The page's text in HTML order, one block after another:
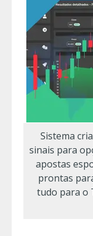
Sistema
sinais para
apostas
prontas
tudo para o